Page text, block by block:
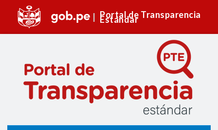
Portal de Transparencia
Estándar